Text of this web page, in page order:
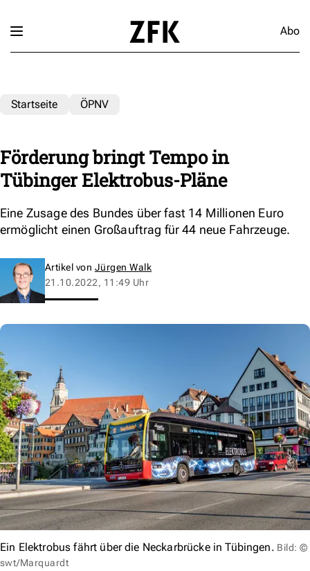
Abo
Startseite ÖPNV
Förderung bringt Tempo in
Tübinger Elektrobus-Pläne
Eine Zusage des Bundes über fast 14 Millionen Euro
ermöglicht einen Großauftrag für 44 neue Fahrzeuge.
Artikel von Jürgen Walk
21.10.2022, 11:49 Uhr
Ein Elektrobus fährt über die Neckarbrücke in Tübingen. Bild: ©
swt/Marquardt